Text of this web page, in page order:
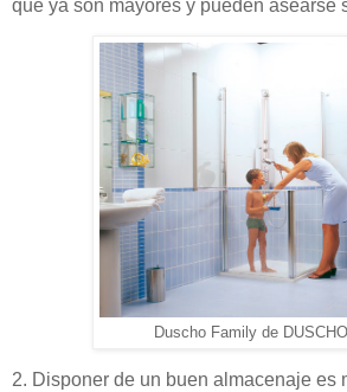
que ya son mayores y pueden asearse
Duscho Family de
2. Disponer de un buen almacenaje es